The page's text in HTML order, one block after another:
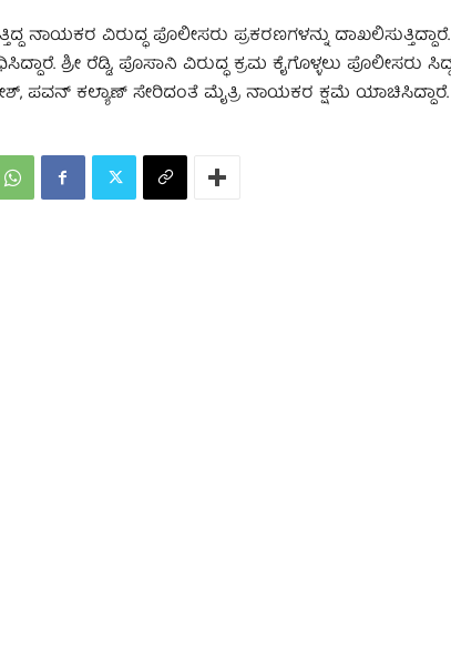
ನಾಯಕರ ವಿರುದ್ಧ ಪೊಲೀಸರು ಪ್ರಕರಣಗಳನ್ನು
ಶ್ರೀ ರೆಡ್ಡಿ, ಪೊಸಾನಿ ವಿರುದ್ಧ ಕ್ರಮ ಕೈಗೊಳ್ಳಲು ಪೊಲೀಸರು
ಪವನ್ ಕಲ್ಯಾಣ್ ಸೇರಿದಂತೆ ಮೈತ್ರಿ ನಾಯಕರ ಕ್ಷಮೆ ಯಾಚಿಸಿದ್ದಾರೆ.